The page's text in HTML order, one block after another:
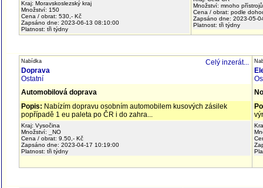
Kraj: Moravskoslezský kraj
Množství: 150
Cena / obrat: 530,- Kč
Zapsáno dne: 2023-06-13 08:10:00
Platnost: tři týdny
Množství: mnoho přístrojů
Cena / obrat: podle
Zapsáno dne: 2023-05-
Platnost: tři týdny
Nabídka
Celý inzerát...
Doprava
Ostatní
Automobilová doprava
Popis: Nabízím dopravu osobním automobilem kusových zásilek
popřípadě 1 eu paleta po ČR i do zahra...
Kraj: Vysočina
Množství: _NO
Cena / obrat: 9.50,- Kč
Zapsáno dne: 2023-04-17 10:19:00
Platnost: tři týdny